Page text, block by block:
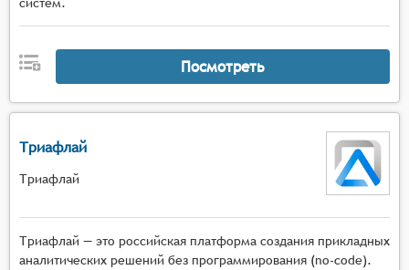
Посмотреть
Триафлай
Триафлай
Триафлай — это российская платформа создания прикладных
аналитических решений без программирования (no-code).